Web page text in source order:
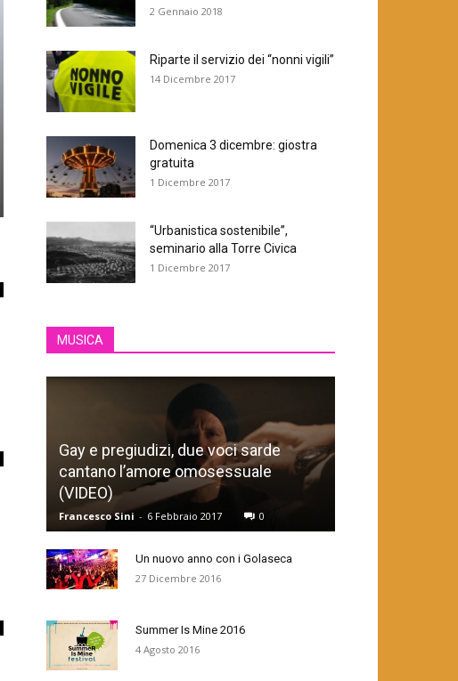
2 Gennaio 2018
Riparte il servizio dei “nonni vigili”
14 Dicembre 2017
Domenica 3 dicembre: giostra
gratuita
1 Dicembre 2017
“Urbanistica sostenibile”,
seminario alla Torre Civica
1 Dicembre 2017
MUSICA
Gay e pregiudizi, due voci sarde
cantano l’amore omosessuale
(VIDEO)
Francesco Sini - 6 Febbraio 2017 0
Un nuovo anno con i Golaseca
27 Dicembre 2016
Summer Is Mine 2016
4 Agosto 2016